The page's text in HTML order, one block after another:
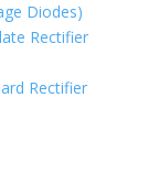
Diodes)
Rectifier
Rectifier